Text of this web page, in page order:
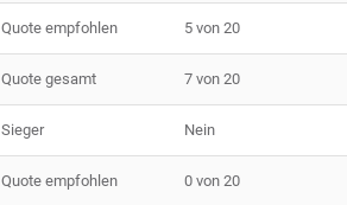
Quote empfohlen 5 von 20
Quote gesamt 7 von 20
Sieger Nein
Quote empfohlen 0 von 20